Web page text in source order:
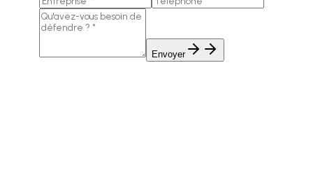
Envoyer